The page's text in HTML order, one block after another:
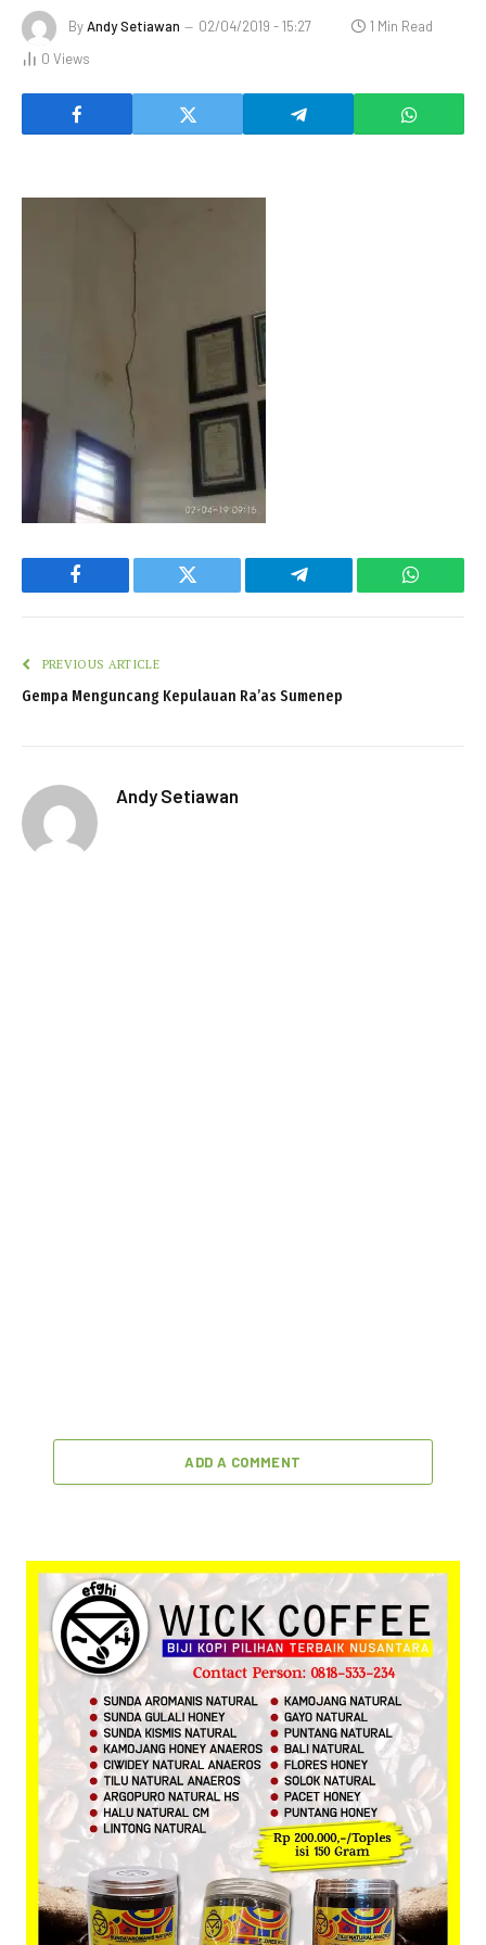
ByAndy Setiawan 02/04/2019 - 15:27
1 Min Read
0 Views
Facebook Twitter Telegram
PREVIOUS ARTICLE
Gempa Menguncang Kepulauan Ra’as Sumenep
Andy Setiawan
ADD A COMMENT